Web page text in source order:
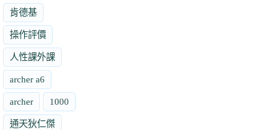
肯德基
操作評價
人性課外課
archer a6
archer 1000
通天狄仁傑